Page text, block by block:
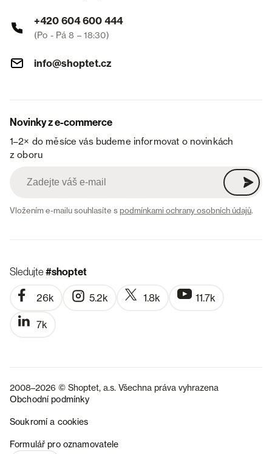
+420 604 600 444
(Po - Pá 8 – 18:30)
info@shoptet.cz
Novinky z e-commerce
1–2× do měsíce vás budeme informovat o novinkách
z oboru
Vložením e-mailu souhlasíte spodmínkami ochrany osobních údajů.
Sledujte#shoptet
26k 5.2k 1.8k 11.7k
7k
2008–2026 © Shoptet, a.s. Všechna práva vyhrazena
Obchodní podmínky
Soukromí a cookies
Formulář pro oznamovatele